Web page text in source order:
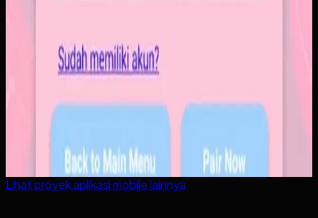
Lihat proyekaplikasi mobilelainnya